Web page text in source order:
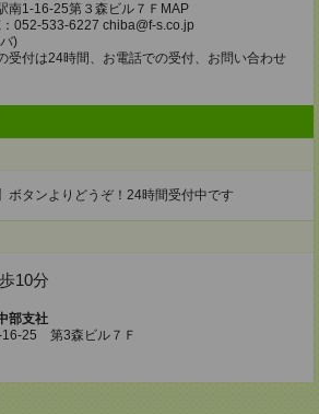
南1-16-25第３森ビル７ＦMAP
052-533-6227 chiba@f-s.co.jp
)
受付は24時間、お電話での受付、お問い合わせ
ボタンよりどうぞ！24時間受付中です
10分
部支社
16-25 第3森ビル７Ｆ